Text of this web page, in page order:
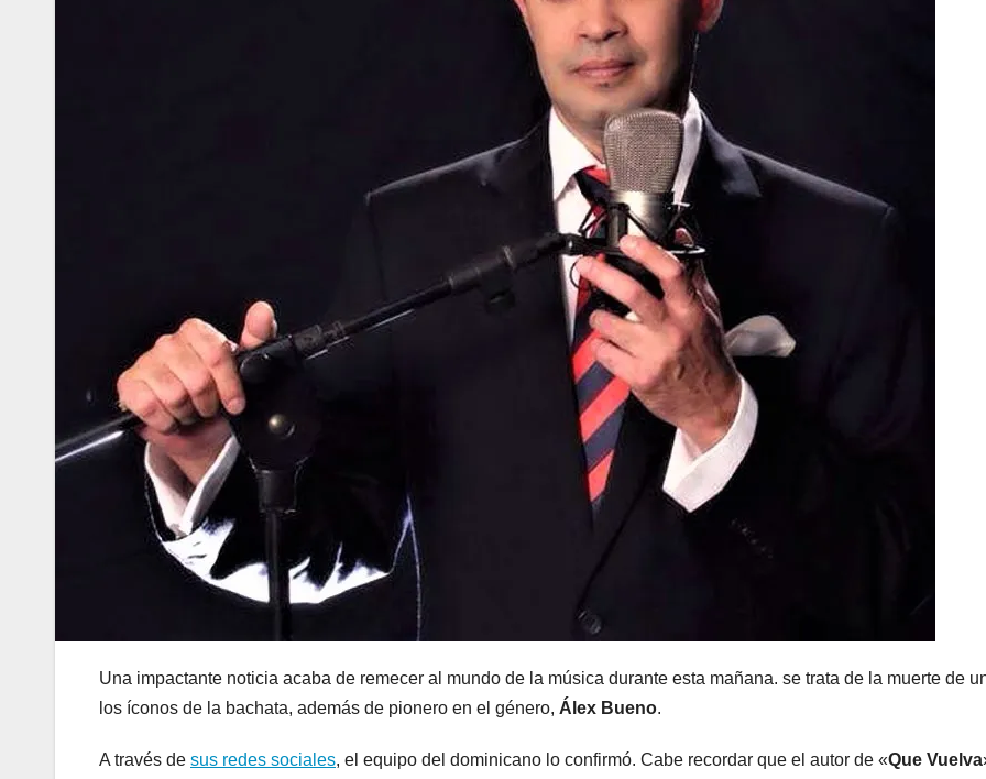
Una impactante noticia acaba de remecer al mundo de la música durante esta mañana. se trata de la muerte de
los íconos de la bachata, además de pionero en el género, Álex Bueno.
A través de sus redes sociales, el equipo del dominicano lo confirmó. Cabe recordar que el autor de «Que Vuelva